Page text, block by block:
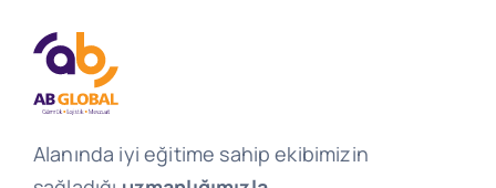
Alanında iyi eğitime sahip ekibimizin